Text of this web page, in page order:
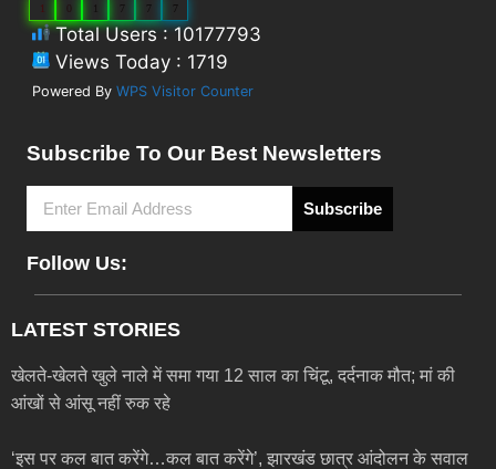
1 1 7 7 7
Total Users : 10177793
Views Today : 1719
Powered By WPS Visitor Counter
Subscribe To Our Best Newsletters
Subscribe
Follow Us:
LATEST STORIES
खेलते-खेलते खुले नाले में समा गया 12 साल का चिंटू, दर्दनाक मौत; मां की
आंखों से आंसू नहीं रुक रहे
‘इस पर कल बात करेंगे…कल बात करेंगे’, झारखंड छात्र आंदोलन के सवाल